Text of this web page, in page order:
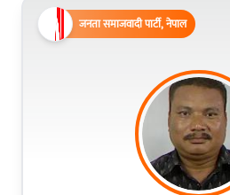
जनता समाजवादी पार्टी, नेपाल